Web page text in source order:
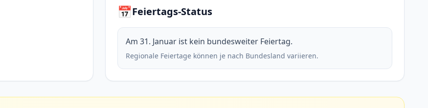
📅Feiertags-Status
Am 31. Januar ist kein bundesweiter Feiertag.
Regionale Feiertage können je nach Bundesland variieren.